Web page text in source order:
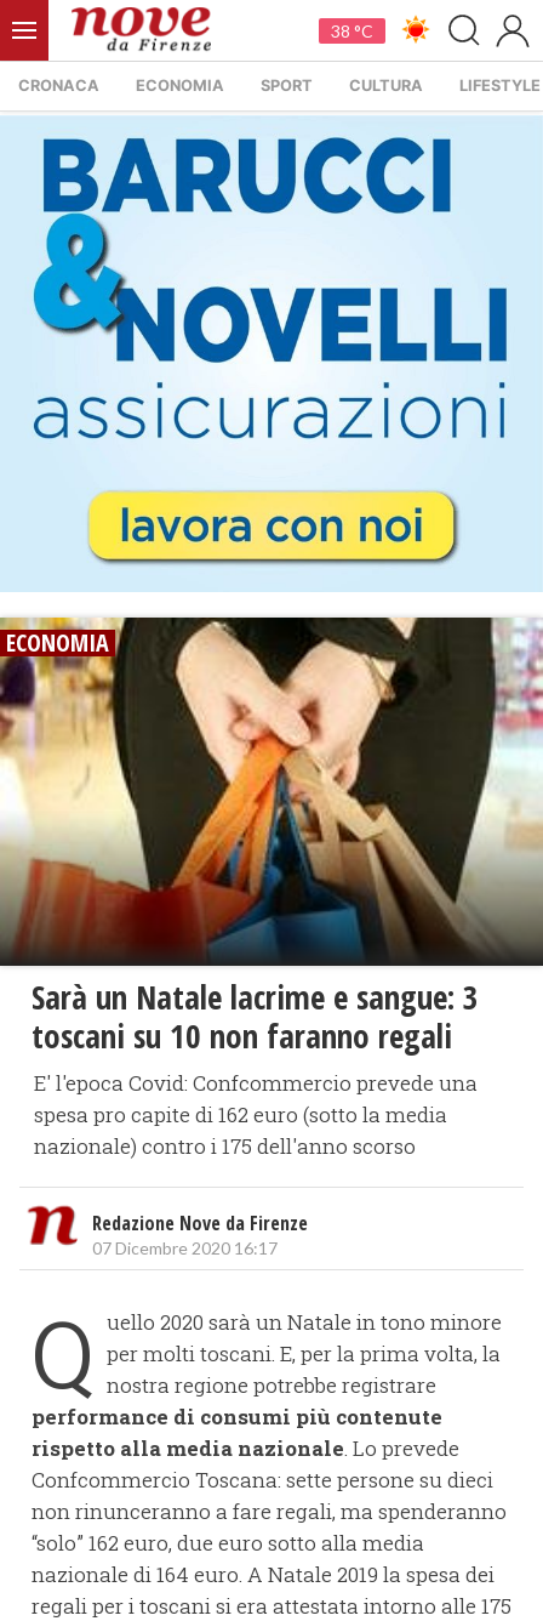
38 °C
CRONACA ECONOMIA SPORT CULTURA LIFESTYLE
ECONOMIA
Sarà un Natale lacrime e sangue: 3
toscani su 10 non faranno regali
E' l'epoca Covid: Confcommercio prevede una
spesa pro capite di 162 euro (sotto la media
nazionale) contro i 175 dell'anno scorso
Redazione Nove da Firenze
07 Dicembre 2020 16:17
Q
uello 2020 sarà un Natale in tono minore
per molti toscani. E, per la prima volta, la
nostra regione potrebbe registrare
performance di consumi più contenute
rispetto alla media nazionale. Lo prevede
Confcommercio Toscana: sette persone su dieci
non rinunceranno a fare regali, ma spenderanno
“solo” 162 euro, due euro sotto alla media
nazionale di 164 euro. A Natale 2019 la spesa dei
regali per i toscani si era attestata intorno alle 175